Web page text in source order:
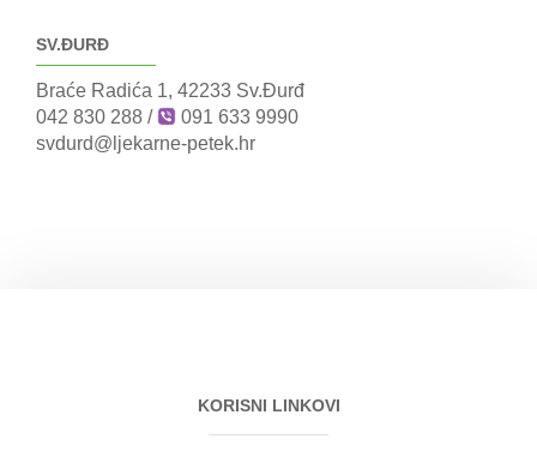
SV.ĐURĐ
Braće Radića 1, 42233 Sv.Đurđ
042 830 288 /
091 633 9990
svdurd@ljekarne-petek.hr
KORISNI LINKOVI